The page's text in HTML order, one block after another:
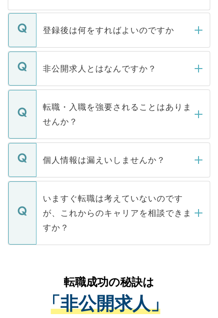
登録後は何をすればよいのですか
ご登録いただきましたら、弊社担当者がご
登録内容を確認し、その後メールもしくは
ます。通常、5営業日以内にはご連絡をせて
いただきますので、しばらくお待ちくださ
非公開求人とはなんですか？
マイナビDOCTORで取り扱っている求人の
うち約3割は、Webサイトからご覧いただ
けない「非公開求人」です。非公開求人は
下記の理由によって、一般には公開してい
ません。
■応募殺到を避けるため 人気のある医療機
関を公にしてしまうと、応募が殺到する場
に、医療機関が求める条件に合った人材の
みを人材紹介会社に依頼するケースが増え
ています。
転職・入職を強要されることはありま
せんか？
転職・入職を強要することは一切ありませ
ん。また、仮に応募先から内定をいただい
定を承諾する必要はありません。内定先へ
の辞退の連絡はキャリアパートナーが行い
個人情報は漏えいしませんか？
個人情報が漏えいすることはありませんの
で、ご安心ください。当サイトからの登録
などで収集したご登録者様の個人情報は、
ご本人のキャリアアップおよび転職活動の
支援を目的に使用いたします。お預かりし
ているすべての個人データはご本人の許可
は、個人情報の取り扱いについての厳密な
管理基準を満たした事業者のみに付与され
る、プライバシーマークを取得済みです。
いますぐ転職は考えていないのです
が、これからのキャリアを相談できま
すか？
かがいして、現在の医療機関の状況や紹介
経験をまじえながら、適切なアドバイスを
させていただきます。すぐにご転職をされ
ない方には、長期的なサポートが可能です
転職成功の秘訣は
「非公開求人」